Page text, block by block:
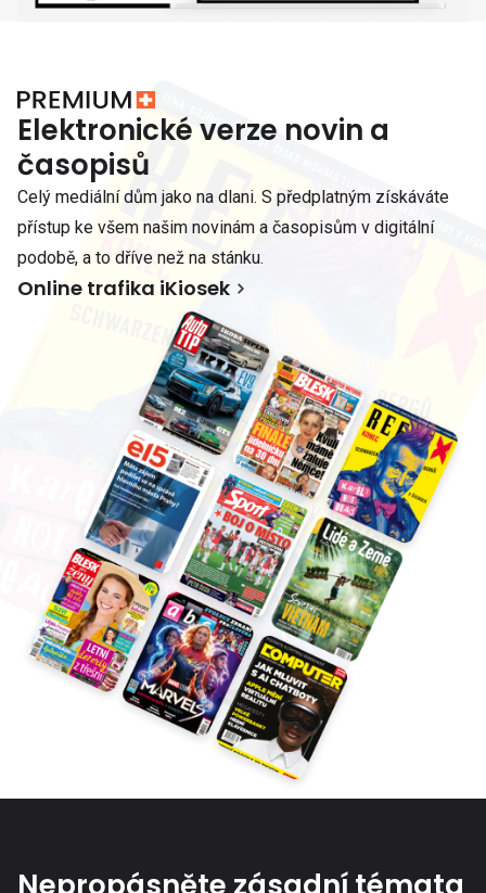
Elektronické verze novin a
časopisů
Celý mediální dům jako na dlani. S předplatným získáváte
přístup ke všem našim novinám a časopisům v digitální
podobě, a to dříve než na stánku.
Online trafika iKiosek